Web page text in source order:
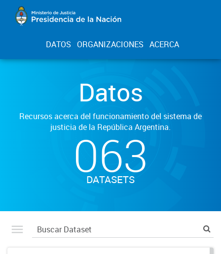
DATOS ORGANIZACIONES ACERCA
Datos
Recursos acerca del funcionamiento del sistema de
justicia de la República Argentina.
063
DATASETS